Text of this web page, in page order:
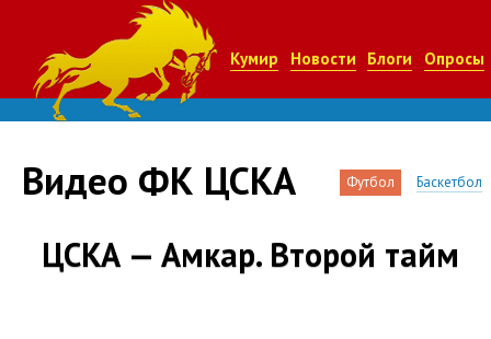
Кумир Новости Блоги Опросы
Видео ФК ЦСКА Футбол Баскетбол
ЦСКА — Амкар. Второй тайм